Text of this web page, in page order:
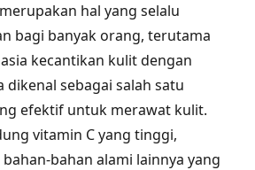
hal yang selalu
bagi banyak orang, terutama
kecantikan kulit dengan
dikenal sebagai salah satu
efektif untuk merawat kulit.
vitamin C yang tinggi,
bahan alami lainnya yang